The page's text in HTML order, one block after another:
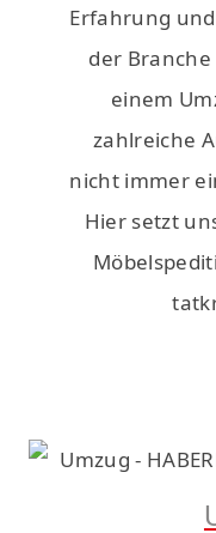
Erfahrung
der
einem
zahlreiche
nicht immer
Hier setzt